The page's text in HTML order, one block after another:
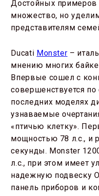
Достойных
множество, но
представителям
Ducati Monster –
мнению многих
Впервые сошел с
совершенствуется
последних моделях
узнаваемые
«птичью клетку».
мощностью 78 л.с., и
секунды. Monster
л.с., при этом имеет
надежную подвеску
панель приборов и